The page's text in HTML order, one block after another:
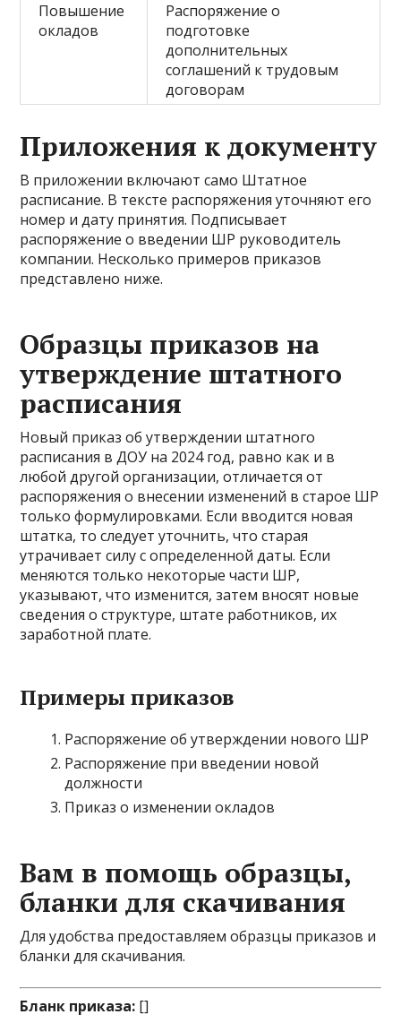
Повышение
окладов
Распоряжение о
подготовке
дополнительных
соглашений к трудовым
договорам
Приложения к документу
В приложении включают само Штатное
расписание. В тексте распоряжения уточняют его
номер и дату принятия. Подписывает
распоряжение о введении ШР руководитель
компании. Несколько примеров приказов
представлено ниже.
Образцы приказов на
утверждение штатного
расписания
Новый приказ об утверждении штатного
расписания в ДОУ на 2024 год, равно как и в
любой другой организации, отличается от
распоряжения о внесении изменений в старое ШР
только формулировками. Если вводится новая
штатка, то следует уточнить, что старая
утрачивает силу с определенной даты. Если
меняются только некоторые части ШР,
указывают, что изменится, затем вносят новые
сведения о структуре, штате работников, их
заработной плате.
Примеры приказов
Распоряжение об утверждении нового ШР
Распоряжение при введении новой
должности
Приказ о изменении окладов
Вам в помощь образцы,
бланки для скачивания
Для удобства предоставляем образцы приказов и
бланки для скачивания.
Бланк приказа: []